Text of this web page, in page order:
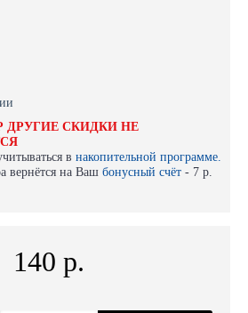
ДРУГИЕ СКИДКИ НЕ
в накопительной программе.
вернётся на Ваш бонусный счёт - 7 р.
140 р.